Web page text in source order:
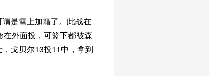
是雪上加霜了。此战在
外面投，可篮下都被森
戈贝尔13投11中，拿到